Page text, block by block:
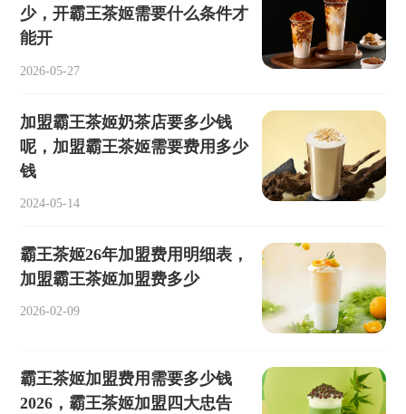
少，开霸王茶姬需要什么条件才
能开
2026-05-27
加盟霸王茶姬奶茶店要多少钱
呢，加盟霸王茶姬需要费用多少
钱
2024-05-14
霸王茶姬26年加盟费用明细表，
加盟霸王茶姬加盟费多少
2026-02-09
霸王茶姬加盟费用需要多少钱
2026，霸王茶姬加盟四大忠告